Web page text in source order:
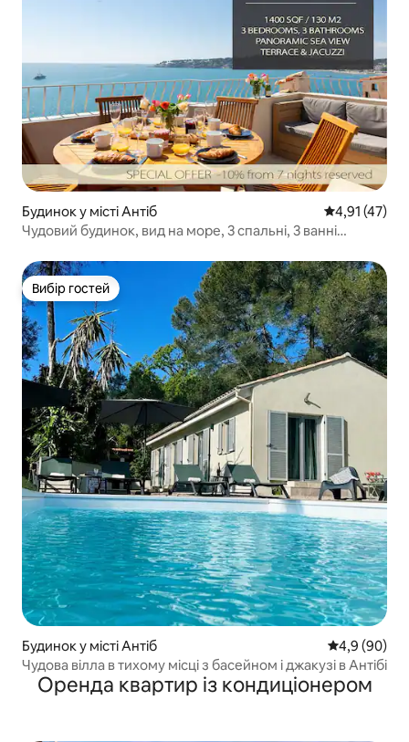
Будинок у місті Антіб Середня
4,91 (47)
Чудовий будинок, вид на море, 3 спальні, 3 ванні
Вибір гостей
Вибір гостей
Будинок у місті Антіб Середня
4,9 (90)
Чудова вілла в тихому місці з басейном і джакузі в Антібі
Оренда квартир із кондиціонером